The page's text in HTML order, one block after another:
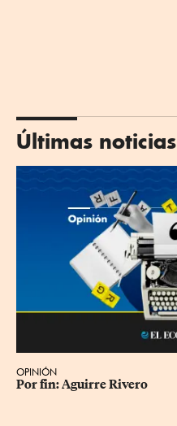
Últimas noticias
OPINIÓN
Por fin: Aguirre Rivero